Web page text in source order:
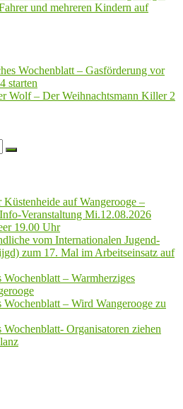
und mehreren Kindern auf
Wochenblatt – Gasförderung vor
starten
Wolf – Der Weihnachtsmann Killer 2
auf Wangerooge –
Veranstaltung Mi.12.08.2026
19.00 Uhr
vom Internationalen Jugend-
zum 17. Mal im Arbeitseinsatz auf
Wochenblatt – Warmherziges
Wochenblatt – Wird Wangerooge zu
Wochenblatt- Organisatoren ziehen